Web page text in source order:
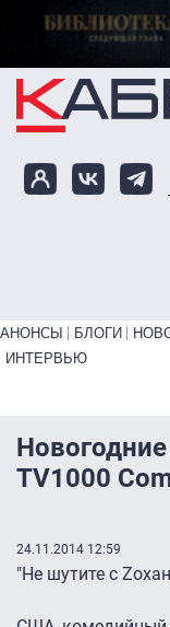
Перейти к
Primary links bottom
АНОНСЫ БЛОГИ
ИНТЕРВЬЮ
TV1000
24.11.2014 12:59
"Не шутите с